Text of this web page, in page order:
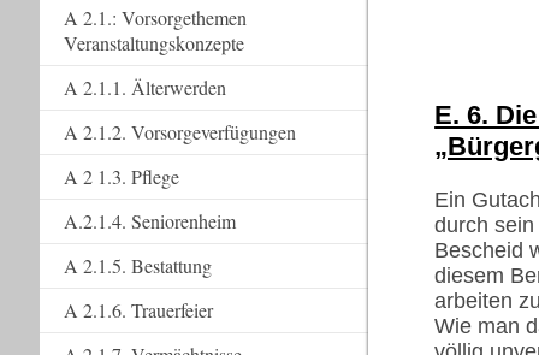
E. 6.
Ein
durch
Bescheid
diesem
arbeiten
Wie man
A 2.1.: Vorsorgethemen
Veranstaltungskonzepte
A 2.1.1. Älterwerden
A 2.1.2. Vorsorgeverfügungen
A 2 1.3. Pflege
A.2.1.4. Seniorenheim
A 2.1.5. Bestattung
A 2.1.6. Trauerfeier